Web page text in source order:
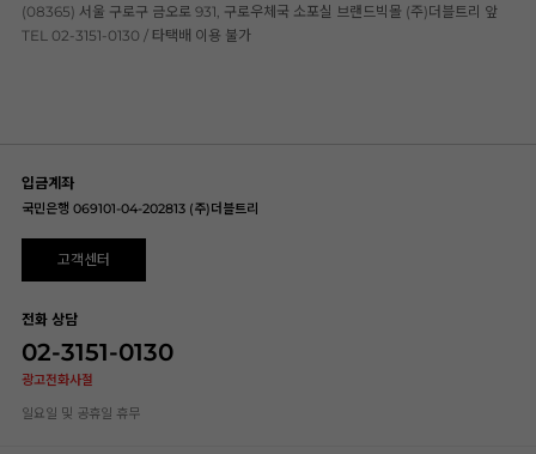
(08365) 서울 구로구 금오로 931, 구로우체국 소포실 브랜드빅몰 (주)더블트리 앞
TEL 02-3151-0130 / 타택배 이용 불가
입금계좌
국민은행 069101-04-202813 (주)더블트리
고객센터
전화 상담
02-3151-0130
광고전화사절
일요일 및 공휴일 휴무